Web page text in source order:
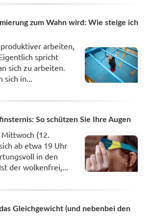
zum Wahn wird: Wie steige ich
arbeiten,
spricht
sich zu arbeiten.
sich in...
So schützen Sie Ihre Augen
(12.
ab etwa 19 Uhr
in den
der wolkenfrei,...
Gleichgewicht (und nebenbei den